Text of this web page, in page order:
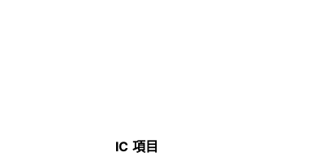
IC 項目